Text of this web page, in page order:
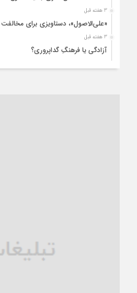
3 هفته قبل
«علی‌الاصول»، دستاویزی برای مخالفت
3 هفته قبل
آزادگی یا فرهنگِ گداپروری؟
ترجیح عقلانیت ایرانی بر دیدگاه‌های